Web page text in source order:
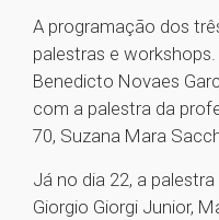
A programação dos
palestras e
Benedicto Novaes
com a palestra da
70, Suzana Mara
Já no dia 22, a
Giorgio Giorgi Junior,